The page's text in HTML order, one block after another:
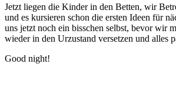
Jetzt liegen die Kinder in den Betten, wir
und es kursieren schon die ersten Ideen für
uns jetzt noch ein bisschen selbst, bevor wir
wieder in den Urzustand versetzen und alles
Good night!